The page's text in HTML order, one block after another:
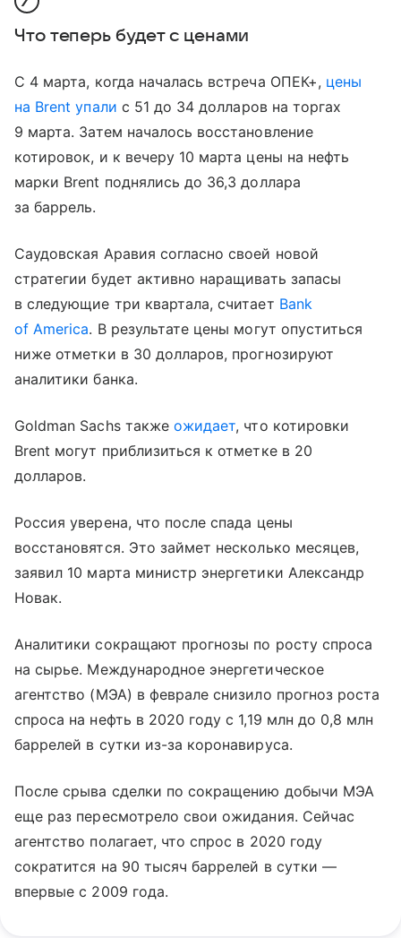
Что теперь будет с ценами
С 4 марта, когда началась встреча ОПЕК+, цены
на Brent упали с 51 до 34 долларов на торгах
9 марта. Затем началось восстановление
котировок, и к вечеру 10 марта цены на нефть
марки Brent поднялись до 36,3 доллара
за баррель.
Саудовская Аравия согласно своей новой
стратегии будет активно наращивать запасы
в следующие три квартала, считает Bank
of America. В результате цены могут опуститься
ниже отметки в 30 долларов, прогнозируют
аналитики банка.
Goldman Sachs также ожидает, что котировки
Brent могут приблизиться к отметке в 20
долларов.
Россия уверена, что после спада цены
восстановятся. Это займет несколько месяцев,
заявил 10 марта министр энергетики Александр
Новак.
Аналитики сокращают прогнозы по росту спроса
на сырье. Международное энергетическое
агентство (МЭА) в феврале снизило прогноз роста
спроса на нефть в 2020 году с 1,19 млн до 0,8 млн
баррелей в сутки из-за коронавируса.
После срыва сделки по сокращению добычи МЭА
еще раз пересмотрело свои ожидания. Сейчас
агентство полагает, что спрос в 2020 году
сократится на 90 тысяч баррелей в сутки —
впервые с 2009 года.